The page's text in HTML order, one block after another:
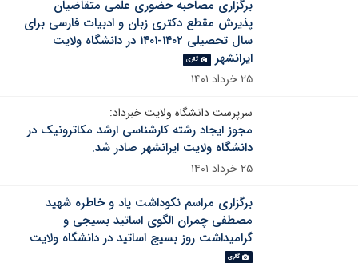
برگزاری مصاحبه حضوری علمی متقاضیان
پذیرش مقطع دکتری زبان و ادبیات فارسی برای
سال تحصیلی ۱۴۰۲-۱۴۰۱ در دانشگاه ولایت
ایرانشهر
گالری
۲۵ خرداد ۱۴۰۱
سرپرست دانشگاه ولایت خبرداد:
مجوز ایجاد رشته کارشناسی ارشد مکاترونیک در
دانشگاه ولایت ایرانشهر صادر شد.
۲۵ خرداد ۱۴۰۱
برگزاری مراسم نکوداشت یاد و خاطره شهید
مصطفی چمران الگوی اساتید بسیجی و
گرامیداشت روز بسیج اساتید در دانشگاه ولایت
گالری